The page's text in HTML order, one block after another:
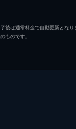
トン・デ・ラ・ローシ
は通常料金で自動更新となり
ものです。